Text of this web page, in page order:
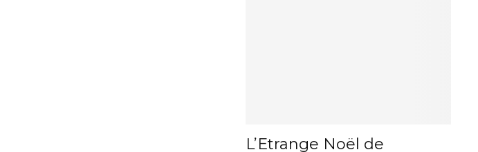
L’Etrange Noël de